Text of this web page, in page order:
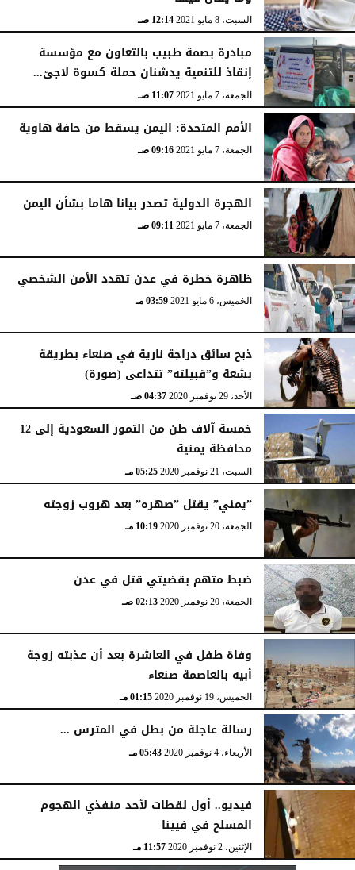
السبت، 8 مايو 2021 12:14 صـ
مبادرة بصمة طبيب بالتعاون مع مؤسسة
إنقاذ للتنمية يدشنان حملة كسوة لاجئ...
الجمعة، 7 مايو 2021 11:07 صـ
الأمم المتحدة: اليمن يسقط من حافة هاوية
الجمعة، 7 مايو 2021 09:16 صـ
الهجرة الدولية تصدر بيانا هاما بشأن اليمن
الجمعة، 7 مايو 2021 09:11 صـ
ظاهرة خطرة في عدن تهدد الأمن الشخصي
الخميس، 6 مايو 2021 03:59 مـ
ذبح سائق دراجة نارية في صنعاء بطريقة
بشعة و”قبيلته” تتداعى (صورة)
الأحد، 29 نوفمبر 2020 04:37 صـ
خمسة آلاف طن من التمور السعودية إلى 12
محافظة يمنية
السبت، 21 نوفمبر 2020 05:25 مـ
”يمني” يقتل ”صهره” بعد هروب زوجته
الجمعة، 20 نوفمبر 2020 10:19 مـ
ضبط متهم بقضيتي قتل في عدن
الجمعة، 20 نوفمبر 2020 02:13 صـ
وفاة طفل في العاشرة بعد أن عذبته زوجة
أبيه بالعاصمة صنعاء
الخميس، 19 نوفمبر 2020 01:15 مـ
رسالة عاجلة من بطل في المترس ...
الأربعاء، 4 نوفمبر 2020 05:43 مـ
فيديو.. أول لقطات لأحد منفذي الهجوم
المسلح في فيينا
الإثنين، 2 نوفمبر 2020 11:57 مـ